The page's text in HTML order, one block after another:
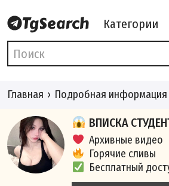
Категории
Главная Подробная информация
ВПИСКА
Архивные видео
Горячие сливы
Бесплатный